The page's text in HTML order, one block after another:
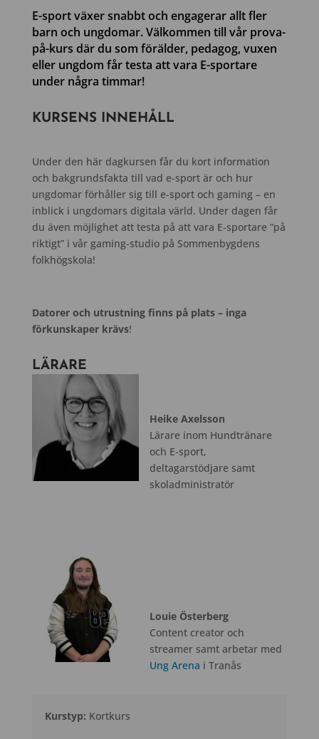
E-sport växer snabbt och engagerar allt fler
barn och ungdomar. Välkommen till vår prova-
på-kurs där du som förälder, pedagog, vuxen
eller ungdom får testa att vara E-sportare
under några timmar!
KURSENS INNEHÅLL
Under den här dagkursen får du kort information
och bakgrundsfakta till vad e-sport är och hur
ungdomar förhåller sig till e-sport och gaming – en
inblick i ungdomars digitala värld. Under dagen får
du även möjlighet att testa på att vara E-sportare ”på
riktigt” i vår gaming-studio på Sommenbygdens
folkhögskola!
Datorer och utrustning finns på plats – inga
förkunskaper krävs!
LÄRARE
Heike Axelsson
Lärare inom Hundtränare
och E-sport,
deltagarstödjare samt
skoladministratör
Louie Österberg
Content creator och
streamer samt arbetar med
Ung Arena i Tranås
Kurstyp: Kortkurs